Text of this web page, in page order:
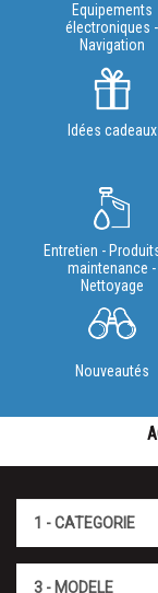
Equipements
électroniques -
Navigation
Idées cadeaux
Entretien -
maintenance -
Nettoyage
Nouveautés